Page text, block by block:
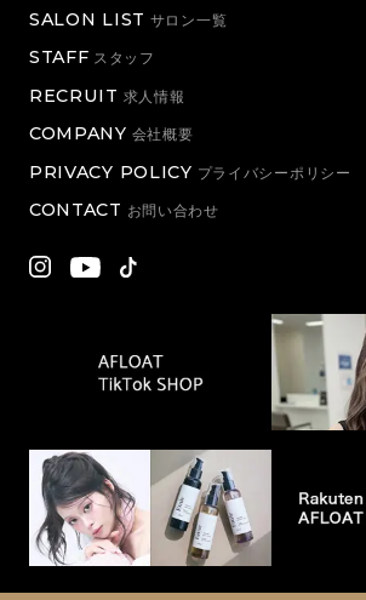
SALON LIST サロン一覧
STAFF スタッフ
RECRUIT 求人情報
COMPANY 会社概要
PRIVACY POLICY プライバシーポリシー
CONTACT お問い合わせ